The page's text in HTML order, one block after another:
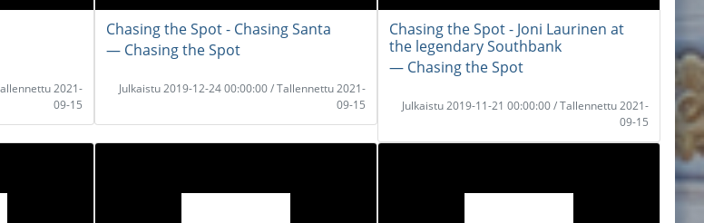
2021-
09-15
Chasing the Spot - Chasing Santa
― Chasing the Spot
Julkaistu 2019-12-24 00:00:00 / Tallennettu 2021-
09-15
Chasing the Spot - Joni Laurinen at
the legendary Southbank
― Chasing the Spot
Julkaistu 2019-11-21 00:00:00 / Tallennettu 2021-
09-15